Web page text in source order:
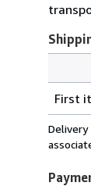
rates
from
France
U.S.A.
First